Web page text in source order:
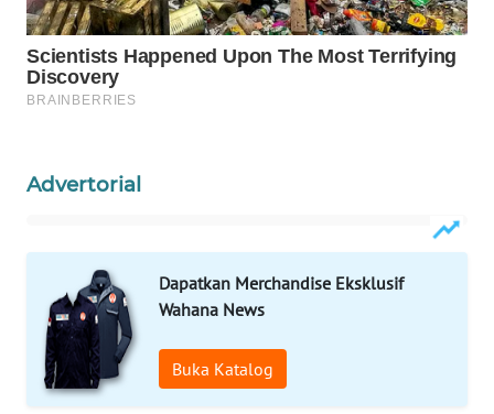
Advertorial
Dapatkan Merchandise Eksklusif
Wahana News
Buka Katalog
WAHANANEWS
CO ID
WAHANANEWS
WAHANA
WAHANA
UMKM
WAHANA
SELEB